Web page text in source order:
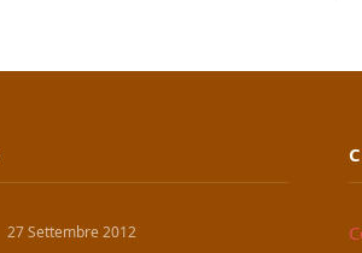
27 Settembre 2012